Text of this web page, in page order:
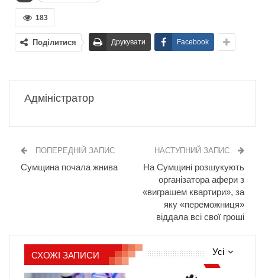
183
Поділитися Друкувати Facebook
Адміністратор
ПОПЕРЕДНІЙ ЗАПИС
Сумщина почала жнива
НАСТУПНИЙ ЗАПИС
На Сумщині розшукують
організатора афери з
«виграшем квартири», за
яку «переможниця»
віддала всі свої гроші
Усі
СХОЖІ ЗАПИСИ